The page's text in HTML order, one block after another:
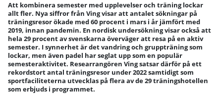
Att kombinera semester med upplevelser och träning lockar
allt fler. Nya siffror från Ving visar att antalet sökningar på
träningsresor ökade med 60 procent i mars i år jämfört med
2019, innan pandemin. En nordisk undersökning visar också att
hela 29 procent av svenskarna överväger att resa på en aktiv
semester. I synnerhet är det vandring och gruppträning som
lockar, men även padel har seglat upp som en populär
semesteraktivitet. Researrangören Ving satsar därför på ett
rekordstort antal träningsresor under 2022 samtidigt som
sportfaciliteterna utvecklas på flera av de 29 träningshotellen
som erbjuds i programmet.